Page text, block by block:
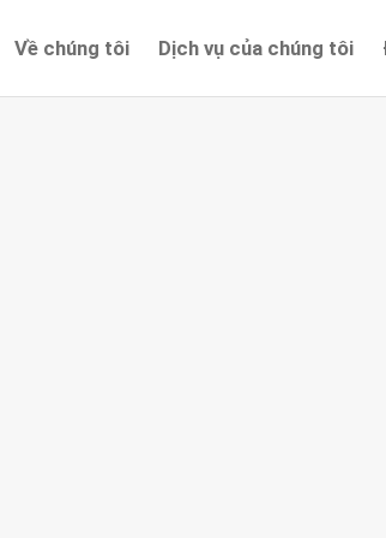
Về chúng tôi Dịch vụ của chúng tôi